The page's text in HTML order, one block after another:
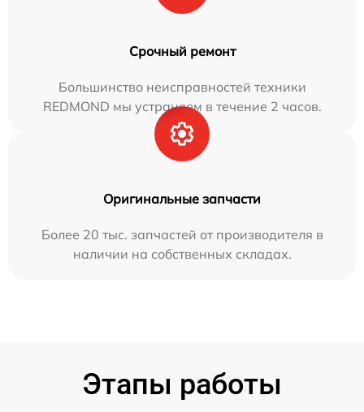
Срочный ремонт
Большинство неисправностей техники
REDMOND мы устраняем в течение 2 часов.
Оригинальные запчасти
Более 20 тыс. запчастей от производителя в
наличии на собственных складах.
Этапы работы